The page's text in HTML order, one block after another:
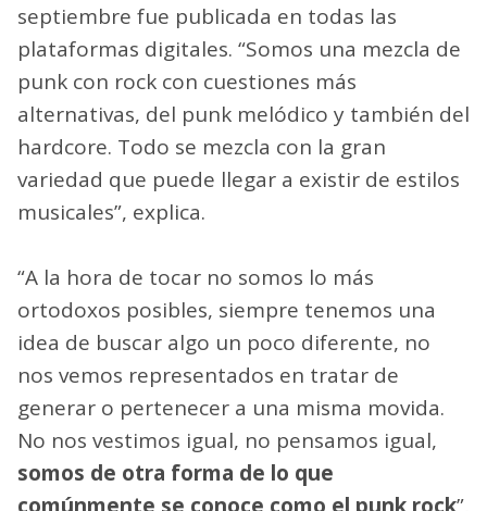
septiembre fue publicada en todas las
plataformas digitales. “Somos una mezcla de
punk con rock con cuestiones más
alternativas, del punk melódico y también del
hardcore. Todo se mezcla con la gran
variedad que puede llegar a existir de estilos
musicales”, explica.
“A la hora de tocar no somos lo más
ortodoxos posibles, siempre tenemos una
idea de buscar algo un poco diferente, no
nos vemos representados en tratar de
generar o pertenecer a una misma movida.
No nos vestimos igual, no pensamos igual,
somos de otra forma de lo que